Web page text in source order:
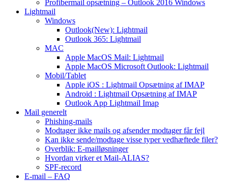
Profibermail opsætning – Outlook 2016 Windows
Lightmail
Windows
Outlook(New): Lightmail
Outlook 365: Lightmail
MAC
Apple MacOS Mail: Lightmail
Apple MacOS Microsoft Outlook: Lightmail
Mobil/Tablet
Apple iOS : Lightmail Opsætning af IMAP
Android : Lightmail Opsætning af IMAP
Outlook App Lightmail Imap
Mail generelt
Phishing-mails
Modtager ikke mails og afsender modtager får fejl
Kan ikke sende/modtage visse typer vedhæftede filer?
Overblik: E-mailløsninger
Hvordan virker et Mail-ALIAS?
SPF-record
E-mail – FAQ